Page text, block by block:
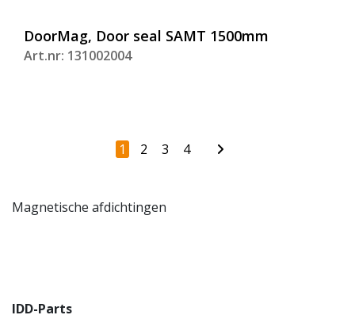
DoorMag, Door seal SAMT 1500mm
Art.nr: 131002004
1 2 3 4
Magnetische afdichtingen
IDD-Parts